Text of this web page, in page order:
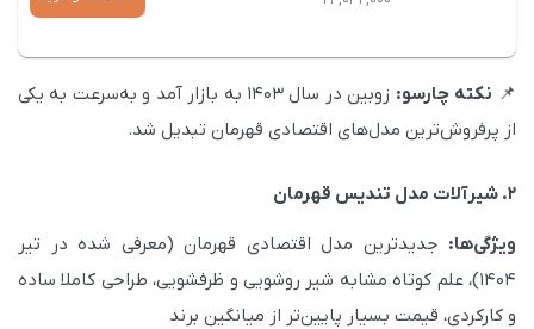
20,186,000
است.
📌 نکته چارسو:
زوبین در سال ۱۴۰۳ به بازار آمد و به‌سرعت به یکی
از پرفروش‌ترین مدل‌های اقتصادی قهرمان تبدیل شد.
۲. شیرآلات مدل تندیس قهرمان
ویژگی‌ها: جدیدترین مدل اقتصادی قهرمان (معرفی شده در تیر
۱۴۰۴)، علم کوتاه مشابه شیر روشویی و ظرفشویی، طراحی کاملا ساده
و کارکردی، قیمت بسیار پایین‌تر از میانگین برند